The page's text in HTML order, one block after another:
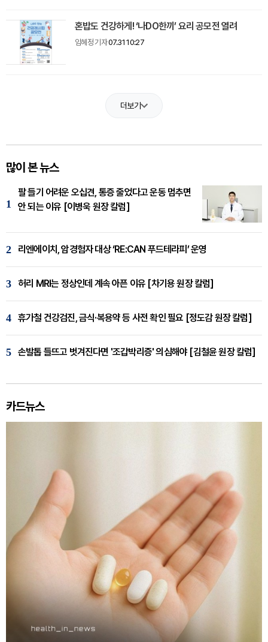
혼밥도 건강하게! ‘나DO한끼’ 요리 공모전 열려
임혜정 기자07.31 10:27
더보기
많이 본 뉴스
1
팔 들기 어려운 오십견, 통증 줄었다고 운동 멈추면
안 되는 이유 [이병욱 원장 칼럼]
2 리엔에이치, 암경험자 대상 ‘RE:CAN 푸드테라피’ 운영
3 허리 MRI는 정상인데 계속 아픈 이유 [차기용 원장 칼럼]
4 휴가철 건강검진, 금식·복용약 등 사전 확인 필요 [정도감 원장 칼럼]
5 손발톱 들뜨고 벗겨진다면 '조갑박리증' 의심해야 [김철윤 원장 칼럼]
카드뉴스